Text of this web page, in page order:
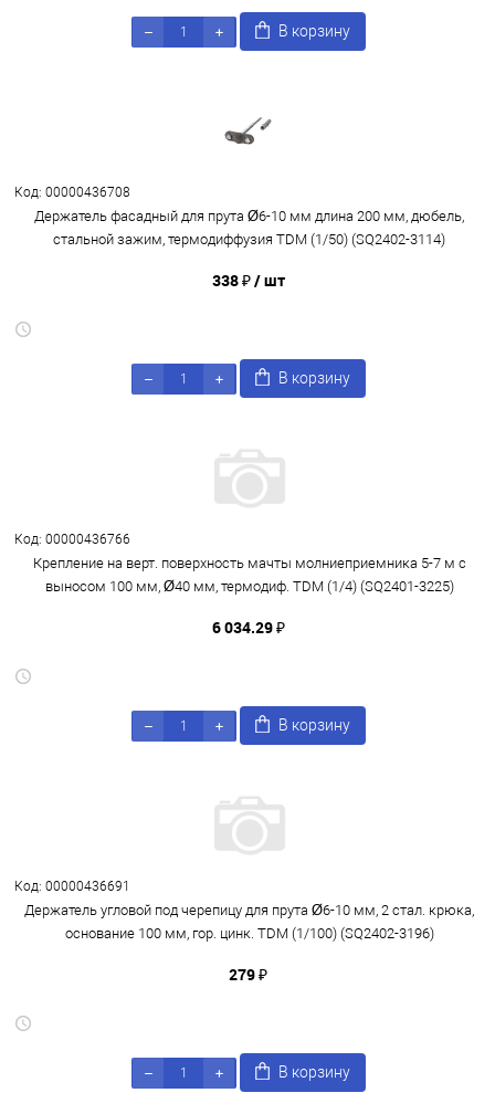
В корзину
Код: 00000436708
Держатель фасадный для прута Ø6-10 мм длина 200 мм, дюбель,
стальной зажим, термодиффузия TDM (1/50) (SQ2402-3114)
338 ₽/ шт
В корзину
Код: 00000436766
Крепление на верт. поверхность мачты молниеприемника 5-7 м с
выносом 100 мм, Ø40 мм, термодиф. TDM (1/4) (SQ2401-3225)
6 034.29 ₽
В корзину
Код: 00000436691
Держатель угловой под черепицу для прута Ø6-10 мм, 2 стал. крюка,
основание 100 мм, гор. цинк. TDM (1/100) (SQ2402-3196)
279 ₽
В корзину